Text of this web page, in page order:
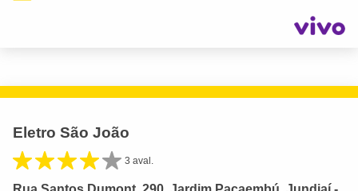
Eletro São João
3 aval.